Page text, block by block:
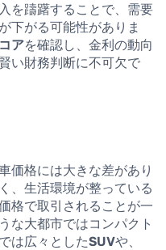
を躊躇することで、需要
下がる可能性がありま
アを確認し、金利の動向
い財務判断に不可欠で
価格には大きな差があり
、生活環境が整っている
格で取引されることが一
な大都市ではコンパクト
は広々としたSUVや、